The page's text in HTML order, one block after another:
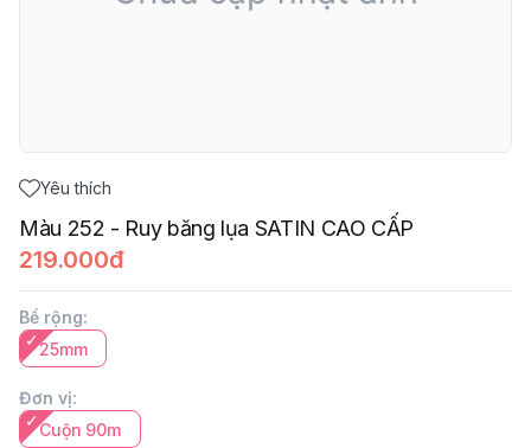
Yêu thích
Màu 252 - Ruy băng lụa SATIN CAO CẤP
219.000đ
Bề rộng:
25mm
Đơn vị:
Cuộn 90m